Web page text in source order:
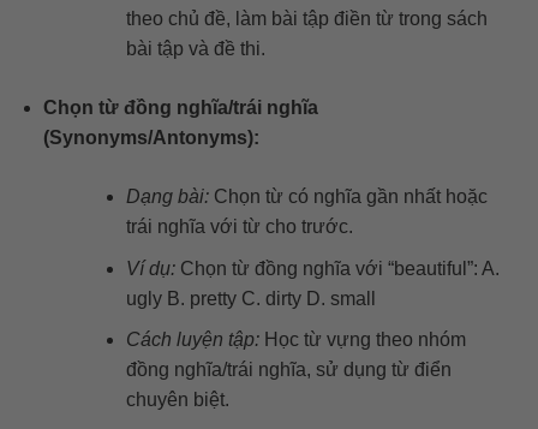
theo chủ đề, làm bài tập điền từ trong sách
bài tập và đề thi.
Chọn từ đồng nghĩa/trái nghĩa
(Synonyms/Antonyms):
Dạng bài:Chọn từ có nghĩa gần nhất hoặc
trái nghĩa với từ cho trước.
Ví dụ:Chọn từ đồng nghĩa với “beautiful”: A.
ugly B. pretty C. dirty D. small
Cách luyện tập:Học từ vựng theo nhóm
đồng nghĩa/trái nghĩa, sử dụng từ điển
chuyên biệt.